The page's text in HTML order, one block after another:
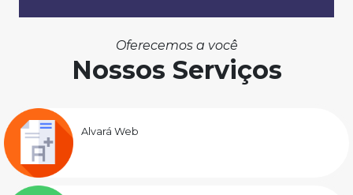
Oferecemos a você
Nossos Serviços
Alvará Web